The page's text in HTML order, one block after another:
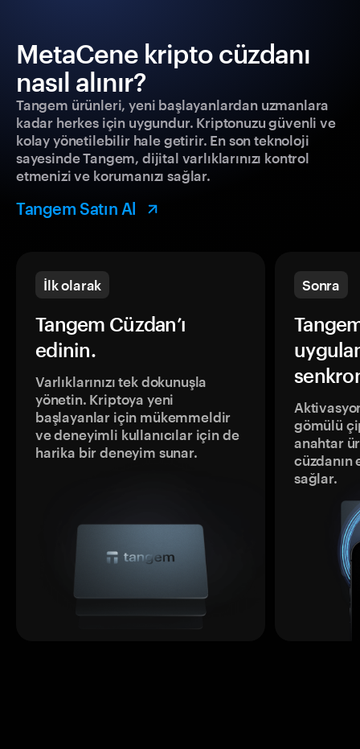
MetaCene kripto cüzdanı
nasıl alınır?
Tangem ürünleri, yeni başlayanlardan uzmanlara
kadar herkes için uygundur. Kriptonuzu güvenli ve
kolay yönetilebilir hale getirir. En son teknoloji
sayesinde Tangem, dijital varlıklarınızı kontrol
etmenizi ve korumanızı sağlar.
Tangem Satın Al
İlk olarak
Tangem Cüzdan’ı
edinin.
Varlıklarınızı tek dokunuşla
yönetin. Kriptoya yeni
başlayanlar için mükemmeldir
ve deneyimli kullanıcılar için de
harika bir deneyim sunar.
Sonra
gömülü
anahtar
sağlar.